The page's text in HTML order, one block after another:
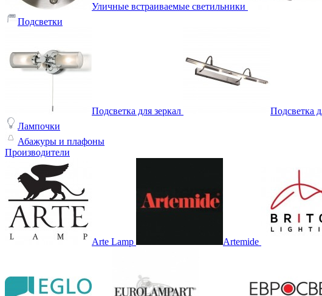
Уличные встраиваемые светильники
Подсветки
Подсветка для зеркал
Подсветка
Лампочки
Абажуры и плафоны
Производители
Arte Lamp Artemide